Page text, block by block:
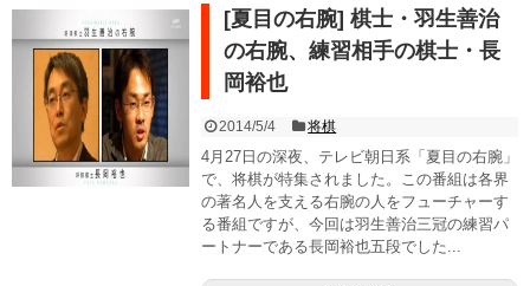
[夏目の右腕] 棋士・羽生善治
の右腕、練習相手の棋士・長
岡裕也
2014/5/4 将棋
4月27日の深夜、テレビ朝日系「夏目の右腕」
で、将棋が特集されました。この番組は各界
の著名人を支える右腕の人をフューチャーす
る番組ですが、今回は羽生善治三冠の練習パ
ートナーである長岡裕也五段でした...